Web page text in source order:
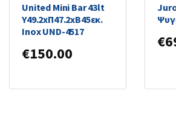
United Mini Bar 43lt
Υ49.2xΠ47.2xΒ45εκ.
Inox UND-4517
€150.00
€